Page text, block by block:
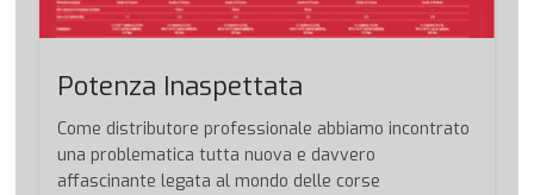
Potenza Inaspettata
Come distributore professionale abbiamo incontrato
una problematica tutta nuova e davvero
affascinante legata al mondo delle corse